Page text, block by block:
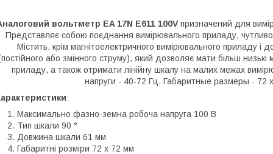
вольтметр EA 17N E611 100Vпризначений для
Представляє собою поєднання вимірювального приладу,
Містить, крім магнітоелектричного вимірювального приладу і
або змінного струму), який дозволяє мати більш
приладу, а також отримати лінійну шкалу на малих межах
напруги - 40-72 Гц. Габаритные размеры -
:
Mаксимально фазно-земна робоча напруга 100 В
Тип шкали 90 °
Довжина шкали 61 мм
Габаритні розміри 72 x 72 мм